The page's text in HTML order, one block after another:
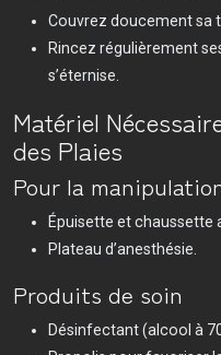
Couvrez doucement sa
Rincez régulièrement
s’éternise.
Matériel
des Plaies
Pour la
Épuisette et chaussette
Plateau d’anesthésie.
Produits de soin
Désinfectant (alcool à